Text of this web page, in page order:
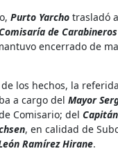
Purto Yarcho trasladó
de
encerrado de
los hechos, la
a cargo del Mayor
Comisario; del
, en calidad de
Ramírez Hirane.